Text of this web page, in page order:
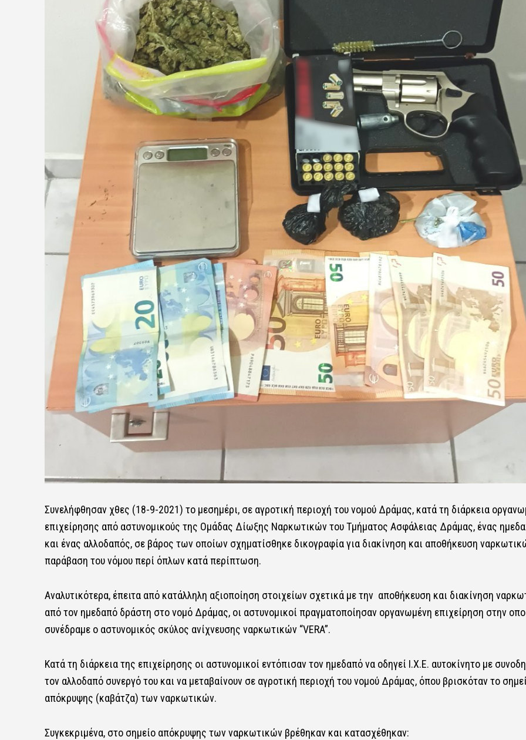
Συνελήφθησαν χθες (18-9-2021) το μεσημέρι, σε αγροτική περιοχή του νομού Δράμας, κατά τη διάρκεια
επιχείρησης από αστυνομικούς της Ομάδας Δίωξης Ναρκωτικών του Τμήματος Ασφάλειας Δράμας, ένας
και ένας αλλοδαπός, σε βάρος των οποίων σχηματίσθηκε δικογραφία για διακίνηση και αποθήκευση
παράβαση του νόμου περί όπλων κατά περίπτωση.
Αναλυτικότερα, έπειτα από κατάλληλη αξιοποίηση στοιχείων σχετικά με την αποθήκευση και διακίνηση
από τον ημεδαπό δράστη στο νομό Δράμας, οι αστυνομικοί πραγματοποίησαν οργανωμένη επιχείρηση στην
συνέδραμε ο αστυνομικός σκύλος ανίχνευσης ναρκωτικών “VERA”.
Κατά τη διάρκεια της επιχείρησης οι αστυνομικοί εντόπισαν τον ημεδαπό να οδηγεί Ι.Χ.Ε. αυτοκίνητο με
τον αλλοδαπό συνεργό του και να μεταβαίνουν σε αγροτική περιοχή του νομού Δράμας, όπου βρισκόταν το
απόκρυψης (καβάτζα) των ναρκωτικών.
Συγκεκριμένα, στο σημείο απόκρυψης των ναρκωτικών βρέθηκαν και κατασχέθηκαν: